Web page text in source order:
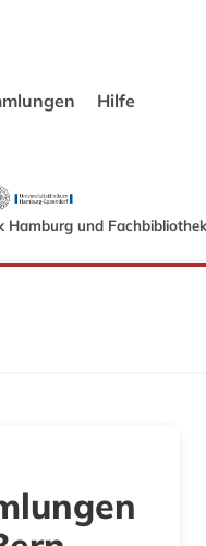
Hilfe
und